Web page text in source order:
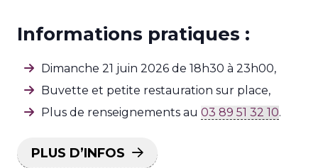
Informations pratiques :
Dimanche 21 juin 2026 de 18h30 à 23h00,
Buvette et petite restauration sur place,
Plus de renseignements au 03 89 51 32 10.
PLUS D’INFOS